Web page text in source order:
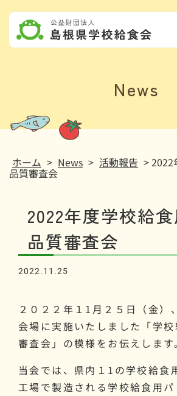
News
ホーム > News > 活動報告 > 2022
品質審査会
2022年度学校給
品質審査会
2022.11.25
２０２２年１1月２５日（金）
会場に実施いたしました「学
審査会」の模様をお伝えします。
当会では、県内１1の学校給食
工場で製造される学校給食用